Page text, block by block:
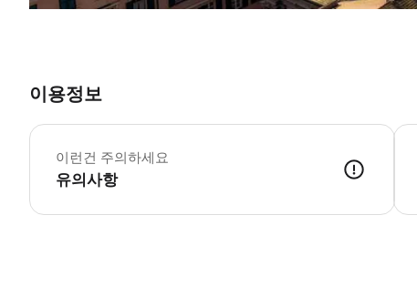
이용정보
이런건 주의하세요
유의사항